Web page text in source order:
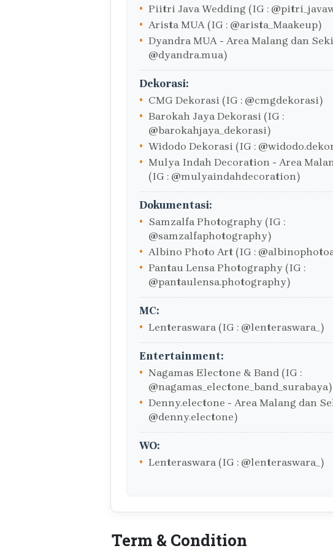
Piitri Java Wedding (IG :
Arista MUA (IG : @arista_Maakeup)
Dyandra MUA - Area Malang dan
@dyandra.mua)
Dekorasi:
CMG Dekorasi (IG : @cmgdekorasi)
Barokah Jaya Dekorasi (IG :
@barokahjaya_dekorasi)
Widodo Dekorasi (IG :
Mulya Indah Decoration - Area
(IG : @mulyaindahdecoration)
Dokumentasi:
Samzalfa Photography (IG :
@samzalfaphotography)
Albino Photo Art (IG :
Pantau Lensa Photography (IG :
@pantaulensa.photography)
MC:
Lenteraswara (IG : @lenteraswara_)
Entertainment:
Nagamas Electone & Band (IG :
@nagamas_electone_band_surabaya)
Denny.electone - Area Malang dan
@denny.electone)
WO:
Lenteraswara (IG : @lenteraswara_)
Term & Condition